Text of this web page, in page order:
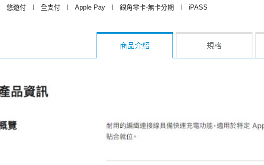
悠遊付 ︱ 全支付 ︱ Apple Pay ︱ 銀角零卡-無卡分期 ︱
iPASS
商品介紹 規格